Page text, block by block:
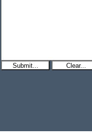
Submit... Clear...